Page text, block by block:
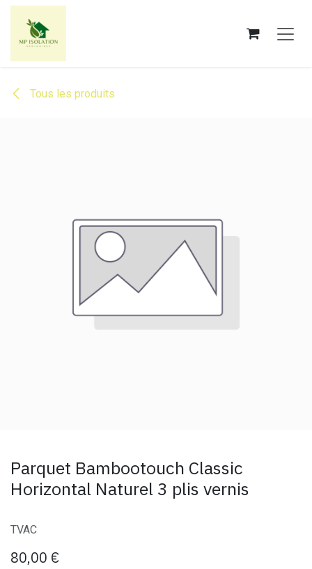
Se rendre au contenu
Tous les produits
Parquet Bambootouch Classic
Horizontal Naturel 3 plis vernis
TVAC
80,00 €